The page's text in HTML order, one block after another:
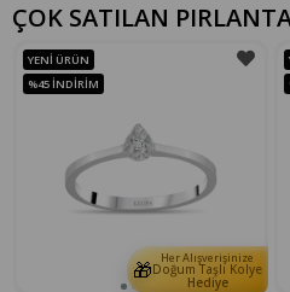
ÇOK SATILAN
🎁 Her Alışverişinize
Doğum Taşlı Kolye
Hediye
YENI ÜRÜN
%45 İNDIRIM